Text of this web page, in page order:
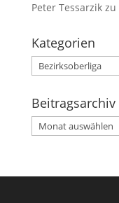
Peter Tessarzikzu
Kategorien
Kategorien
Beitragsarchiv
Beitragsarchiv